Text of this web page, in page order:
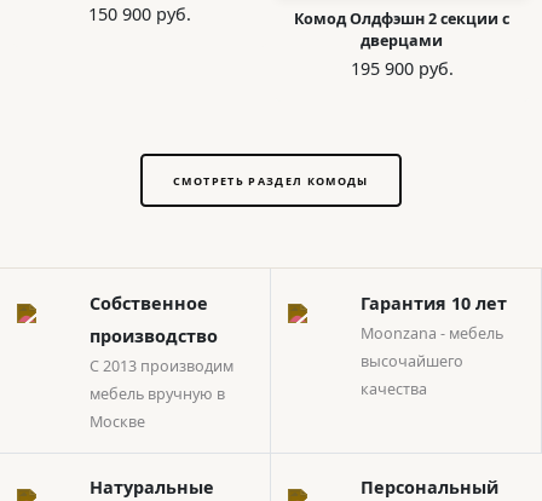
150 900 руб.
Комод Олдфэшн 2 секции с
дверцами
195 900 руб.
СМОТРЕТЬ РАЗДЕЛ КОМОДЫ
Собственное
производство
С 2013 производим
мебель вручную в
Москве
Гарантия 10 лет
Moonzana - мебель
высочайшего
качества
Натуральные
Персональный